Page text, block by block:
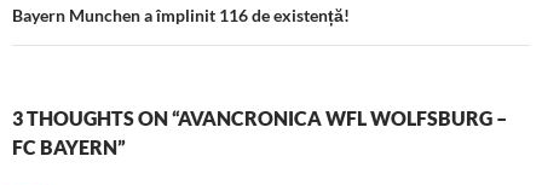
Bayern Munchen a împlinit 116 de existență!
3 THOUGHTS ON “AVANCRONICA WFL WOLFSBURG –
FC BAYERN”